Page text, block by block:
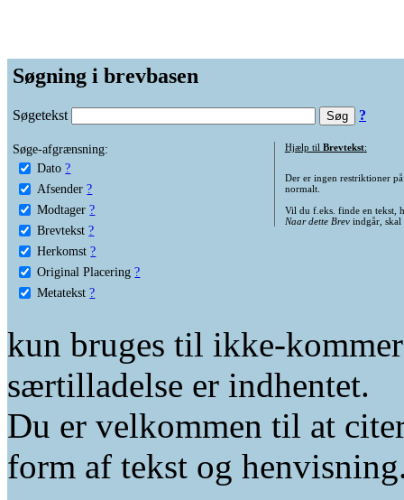
Søgning i brevbasen
Søgetekst ?
Søge-afgrænsning:
Dato ?
Afsender ?
Modtager ?
Brevtekst ?
Herkomst ?
Original Placering ?
Metatekst ?
Hjælp til Brevtekst:
Der er ingen restriktioner
normalt.
Vil du f.eks. finde en tekst,
Naar dette Brevindgår, skal
kun bruges til ikke-
særtilladelse er indhentet.
Du er velkommen til at
form af tekst og